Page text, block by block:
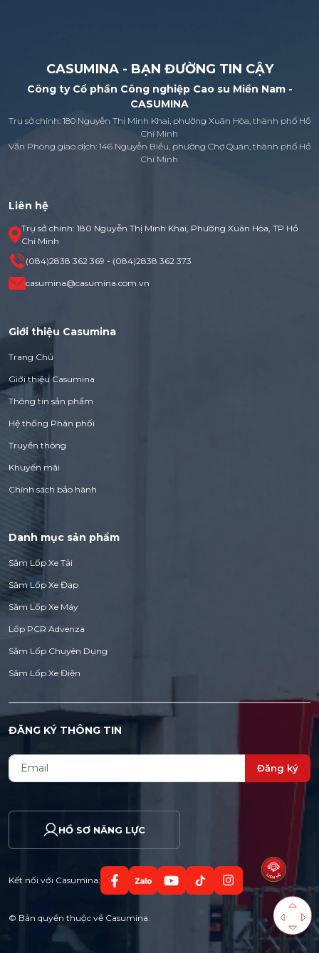
CASUMINA - BẠN ĐƯỜNG TIN CẬY
Công ty Cổ phần Công nghiệp Cao su Miền Nam -
CASUMINA
Trụ sở chính: 180 Nguyễn Thị Minh Khai, phường Xuân Hòa, thành phố Hồ
Chí Minh
Văn Phòng giao dịch: 146 Nguyễn Biểu, phường Chợ Quán, thành phố Hồ
Chí Minh
Liên hệ
Trụ sở chính: 180 Nguyễn Thị Minh Khai, Phường Xuân Hòa, TP Hồ
Chí Minh
(084)2838 362 369 - (084)2838 362 373
casumina@casumina.com.vn
Giới thiệu Casumina
Trang Chủ
Giới thiệu Casumina
Thông tin sản phẩm
Hệ thống Phân phối
Truyền thông
Khuyến mãi
Chính sách bảo hành
Danh mục sản phẩm
Săm Lốp Xe Tải
Săm Lốp Xe Đạp
Săm Lốp Xe Máy
Lốp PCR Advenza
Săm Lốp Chuyên Dụng
Săm Lốp Xe Điện
ĐĂNG KÝ THÔNG TIN
Đăng ký
HỒ SƠ NĂNG LỰC
Kết nối với Casumina:
© Bản quyền thuộc về Casumina.